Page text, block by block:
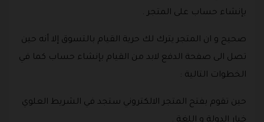
بإنشاء حساب على المتجر .
صحيح و ان المتجر يترك لك حرية القيام بالتسوق إلا أنه حين
تصل الى صفحة الدفع لابد من القيام بإنشاء حساب كما في
الخطوات التالية :
حين تقوم بفتح المتجر الالكتروني ستجد في الشريط العلوي